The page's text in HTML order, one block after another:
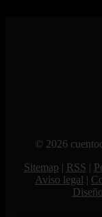
© 2026
Sitemap | RSS |
Aviso legal |